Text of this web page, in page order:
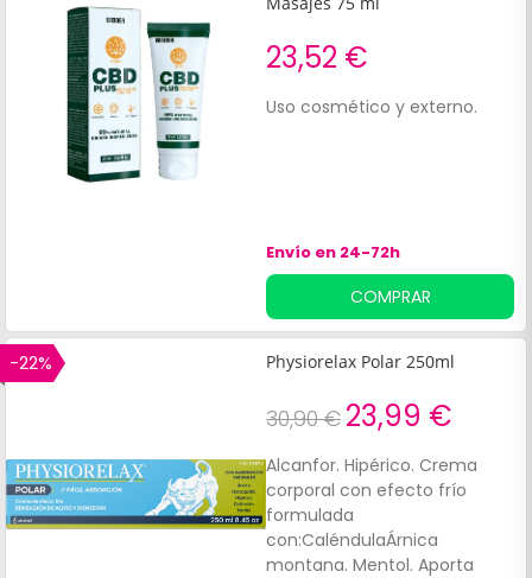
23,52 €
Uso cosmético y externo.
Envío en 24-72h
COMPRAR
-22% Physiorelax Polar 250ml
30,90 € 23,99 €
Alcanfor. Hipérico. Crema
corporal con efecto frío
formulada
con:CaléndulaÁrnica
montana. Mentol. Aporta